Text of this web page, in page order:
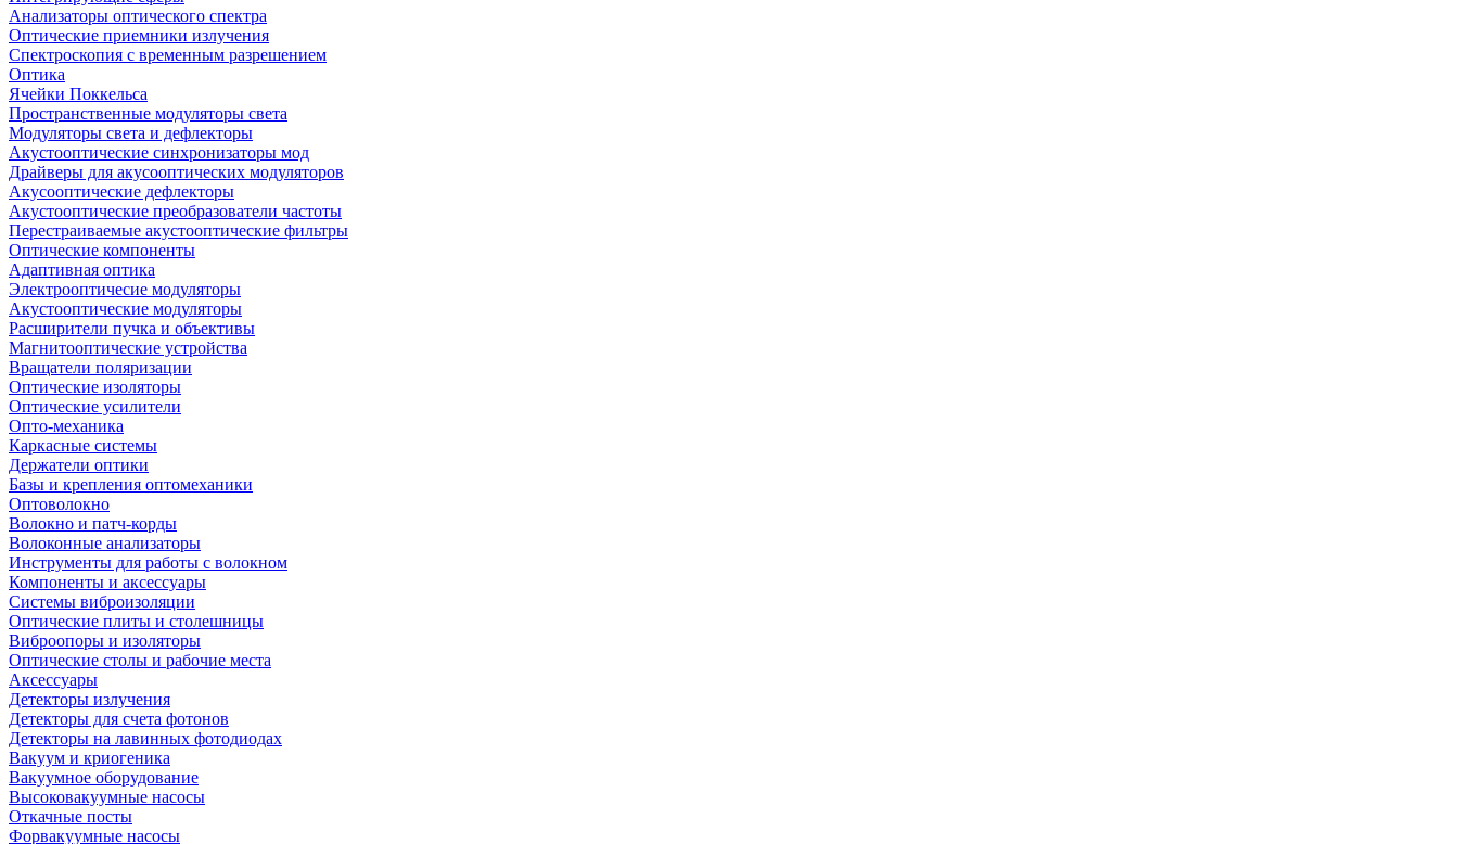
Анализаторы оптического спектра
Оптические приемники излучения
Спектроскопия с временным разрешением
Оптика
Ячейки Поккельса
Пространственные модуляторы света
Модуляторы света и дефлекторы
Акустооптические синхронизаторы мод
Драйверы для акусооптических модуляторов
Акусооптические дефлекторы
Акустооптические преобразователи частоты
Перестраиваемые акустооптические фильтры
Оптические компоненты
Адаптивная оптика
Электрооптичесие модуляторы
Акустооптические модуляторы
Расширители пучка и объективы
Магнитооптические устройства
Вращатели поляризации
Оптические изоляторы
Оптические усилители
Опто-механика
Каркасные системы
Держатели оптики
Базы и крепления оптомеханики
Оптоволокно
Волокно и патч-корды
Волоконные анализаторы
Инструменты для работы с волокном
Компоненты и аксессуары
Системы виброизоляции
Оптические плиты и столешницы
Виброопоры и изоляторы
Оптические столы и рабочие места
Аксессуары
Детекторы излучения
Детекторы для счета фотонов
Детекторы на лавинных фотодиодах
Вакуум и криогеника
Вакуумное оборудование
Высоковакуумные насосы
Откачные посты
Форвакуумные насосы